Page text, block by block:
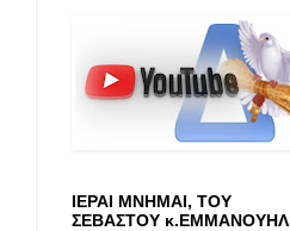
ΙΕΡΑΙ ΜΝΗΜΑΙ, ΤΟΥ
ΣΕΒΑΣΤΟΥ κ.ΕΜΜΑΝΟΥΗΛ